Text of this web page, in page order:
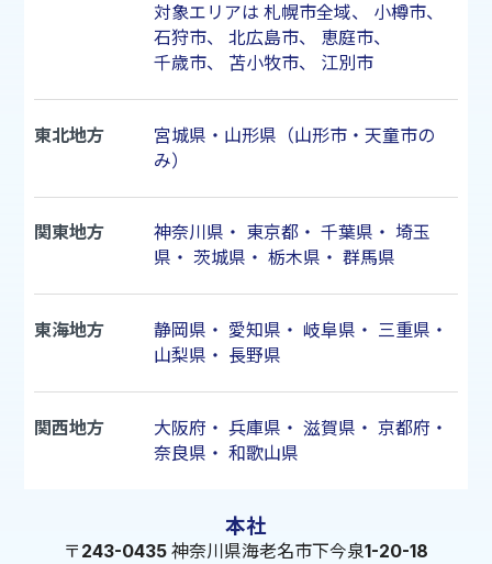
対象エリアは 札幌市全域、 小樽市、
石狩市、 北広島市、 恵庭市、
千歳市、 苫小牧市、 江別市
東北地方
宮城県・山形県（山形市・天童市の
み）
関東地方 神奈川県 ・ 東京都・ 千葉県 ・ 埼玉
県 ・ 茨城県 ・ 栃木県 ・ 群馬県
東海地方 静岡県 ・ 愛知県 ・ 岐阜県 ・ 三重県 ・
山梨県 ・ 長野県
関西地方 大阪府 ・ 兵庫県 ・ 滋賀県 ・ 京都府 ・
奈良県 ・ 和歌山県
本社
〒243-0435 神奈川県海老名市下今泉1-20-18